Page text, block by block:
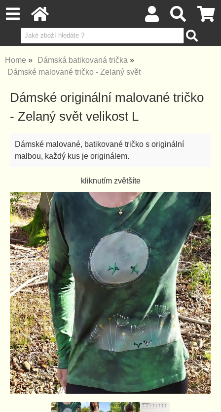
Home
Dámská batikovaná trička
Dámské malované tričko - Zelaný svět
Dámské originální malované tričko
- Zelaný svět velikost L
Dámské malované, batikované tričko s originální
malbou, každý kus je originálem.
kliknutím zvětšíte